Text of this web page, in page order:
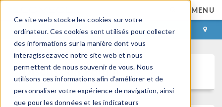
Ce site web stocke les cookies sur votre
ordinateur. Ces cookies sont utilisés pour collecter
des informations sur la manière dont vous
interagissez avec notre site web et nous
permettent de nous souvenir de vous. Nous
utilisons ces informations afin d'améliorer et de
personnaliser votre expérience de navigation, ainsi
que pour les données et les indicateurs
MENU
CONNEXION CONTACT
Discussion Forum